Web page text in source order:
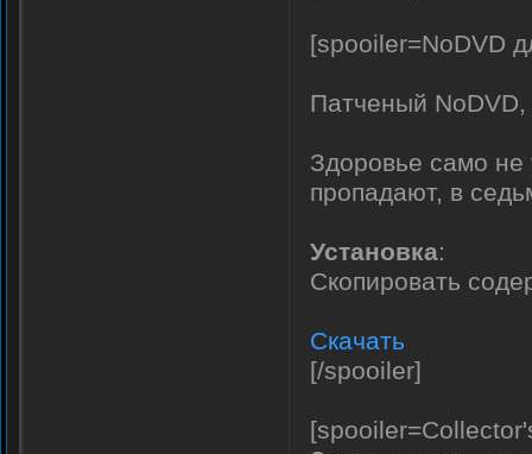
[spooiler=NoDVD
Патченый
Здоровье само не
пропадают, в
Установка:
Скопировать
Скачать
[/spooiler]